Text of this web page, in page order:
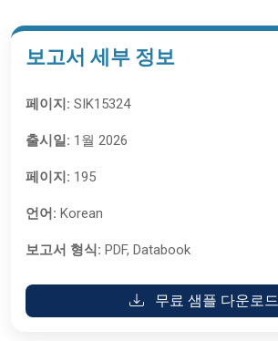
보고서 세부 정보
페이지: SIK15324
출시일: 1월 2026
페이지: 195
언어: Korean
보고서 형식: PDF, Databook
무료 샘플 다운로드